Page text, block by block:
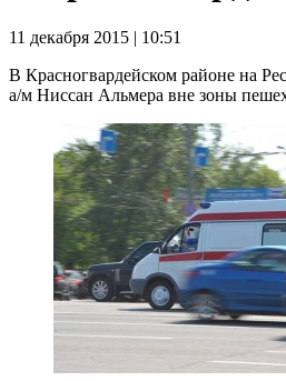
11 декабря 2015 | 10:51
В Красногвардейском районе на
а/м Ниссан Альмера вне зоны